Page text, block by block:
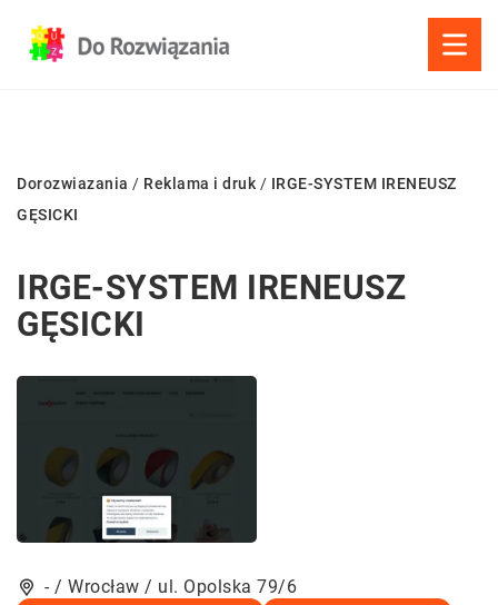
Dorozwiazania / Reklama i druk / IRGE-SYSTEM IRENEUSZ
GĘSICKI
IRGE-SYSTEM IRENEUSZ
GĘSICKI
- / Wrocław / ul. Opolska 79/6